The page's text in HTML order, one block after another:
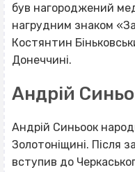
був нагороджений
нагрудним знаком
Костянтин
Донеччині.
Андрій
Андрій Синьоок
Золотоніщині. Після
вступив до